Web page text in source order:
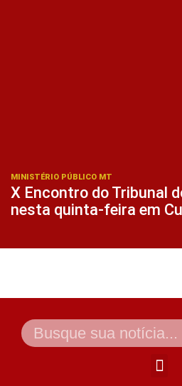
MINISTÉRIO PÚBLICO MT
X Encontro do Tribunal
nesta quinta-feira em